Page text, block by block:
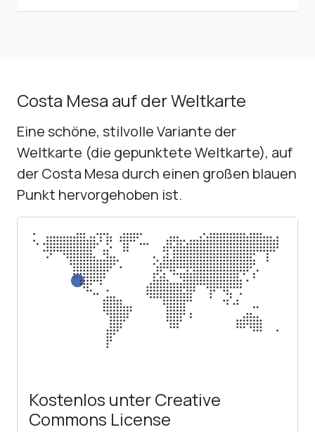
Costa Mesa auf der Weltkarte
Eine schöne, stilvolle Variante der
Weltkarte (die gepunktete Weltkarte), auf
der Costa Mesa durch einen großen blauen
Punkt hervorgehoben ist.
Kostenlos unter Creative
Commons License